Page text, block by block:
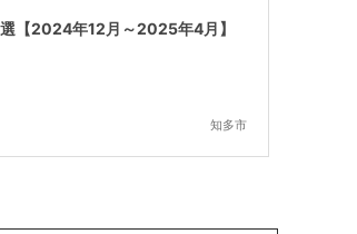
知多市
【2024年12月～2025年4月】